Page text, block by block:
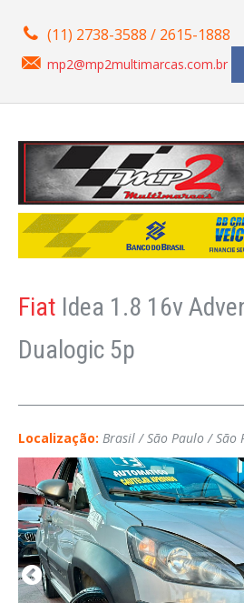
(11) 2738-3588 / 2615-1888
mp2@mp2multimarcas.com.br
Fiat Idea 1.8 16v
Dualogic 5p
Localização: Brasil / São Paulo / São